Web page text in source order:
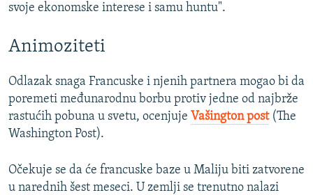
svoje ekonomske interese i samu huntu".
Animoziteti
Odlazak snaga Francuske i njenih partnera mogao bi da
poremeti međunarodnu borbu protiv jedne od najbrže
rastućih pobuna u svetu, ocenjuje Vašington post(The
Washington Post).
Očekuje se da će francuske baze u Maliju biti zatvorene
u narednih šest meseci. U zemlji se trenutno nalazi